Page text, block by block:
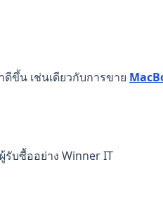
ขึ้น เช่นเดียวกับการขาย
บซื้ออย่าง Winner IT